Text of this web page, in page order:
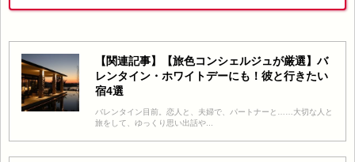
【関連記事】【旅色コンシェルジュが厳選】バ
レンタイン・ホワイトデーにも！彼と行きたい
宿4選
バレンタイン目前。恋人と、夫婦で、パートナーと……大切な人と
旅をして、ゆっくり思い出話や...